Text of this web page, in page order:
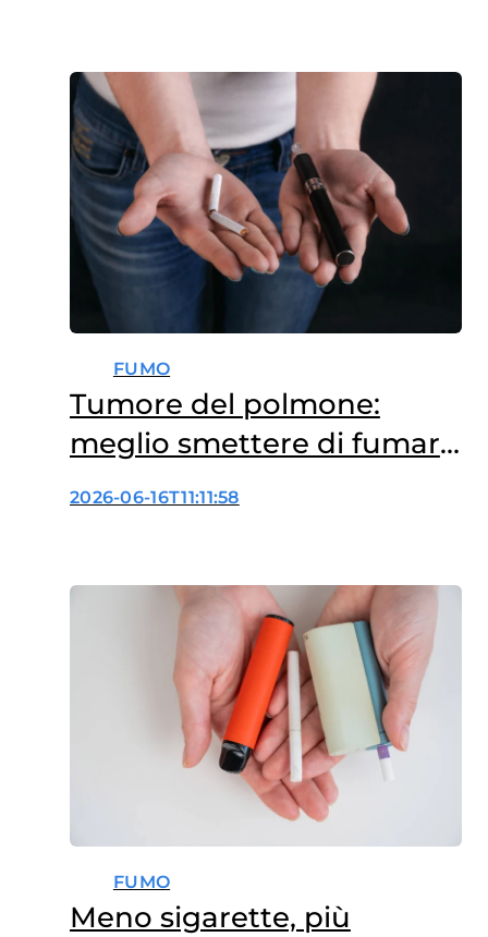
FUMO
Tumore del polmone:
meglio smettere di fumare
che passare alle sigarette
2026-06-16T11:11:58
FUMO
Meno sigarette, più